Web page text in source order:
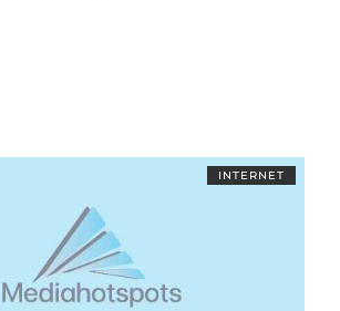
INTERNET